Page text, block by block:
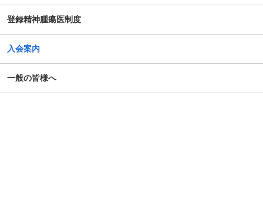
がん患者の抱えるアピアランス問題への心理社会的支援の
ための研修会（2025年度）
第14回日本がん相談研究会年次大会・プレセミナー
登録精神腫瘍医制度
入会案内
一般の皆様へ